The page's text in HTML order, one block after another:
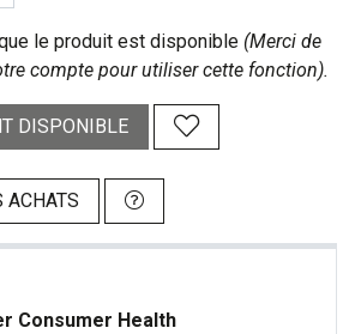
le produit est disponible (Merci de
compte pour utiliser cette fonction).
DISPONIBLE
ACHATS
Consumer Health